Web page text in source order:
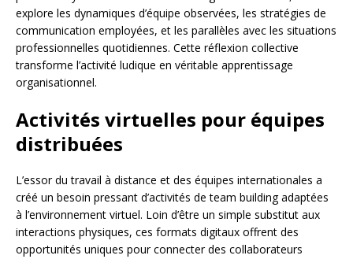
explore les dynamiques d’équipe observées, les stratégies de
communication employées, et les parallèles avec les situations
professionnelles quotidiennes. Cette réflexion collective
transforme l’activité ludique en véritable apprentissage
organisationnel.
Activités virtuelles pour équipes
distribuées
L’essor du travail à distance et des équipes internationales a
créé un besoin pressant d’activités de team building adaptées
à l’environnement virtuel. Loin d’être un simple substitut aux
interactions physiques, ces formats digitaux offrent des
opportunités uniques pour connecter des collaborateurs